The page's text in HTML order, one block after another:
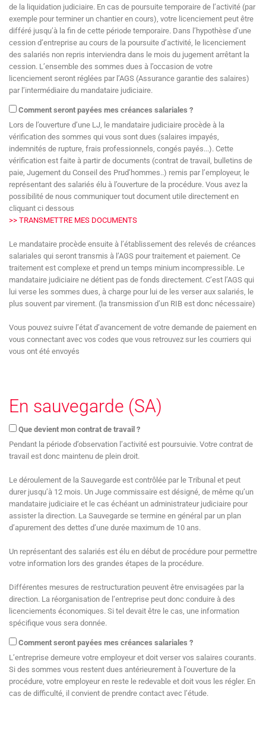
de la liquidation judiciaire. En cas de poursuite temporaire de l’activité (par
exemple pour terminer un chantier en cours), votre licenciement peut être
différé jusqu’à la fin de cette période temporaire. Dans l’hypothèse d’une
cession d’entreprise au cours de la poursuite d’activité, le licenciement
des salariés non repris interviendra dans le mois du jugement arrêtant la
cession. L’ensemble des sommes dues à l’occasion de votre
licenciement seront réglées par l’AGS (Assurance garantie des salaires)
par l’intermédiaire du mandataire judiciaire.
Comment seront payées mes créances salariales ?
Lors de l’ouverture d’une LJ, le mandataire judiciaire procède à la
vérification des sommes qui vous sont dues (salaires impayés,
indemnités de rupture, frais professionnels, congés payés...). Cette
vérification est faite à partir de documents (contrat de travail, bulletins de
paie, Jugement du Conseil des Prud’hommes..) remis par l’employeur, le
représentant des salariés élu à l’ouverture de la procédure. Vous avez la
possibilité de nous communiquer tout document utile directement en
cliquant ci dessous
>> TRANSMETTRE MES DOCUMENTS
Le mandataire procède ensuite à l’établissement des relevés de créances
salariales qui seront transmis à l’AGS pour traitement et paiement. Ce
traitement est complexe et prend un temps minium incompressible. Le
mandataire judiciaire ne détient pas de fonds directement. C’est l’AGS qui
lui verse les sommes dues, à charge pour lui de les verser aux salariés, le
plus souvent par virement. (la transmission d’un RIB est donc nécessaire)
Vous pouvez suivre l’état d’avancement de votre demande de paiement en
vous connectant avec vos codes que vous retrouvez sur les courriers qui
vous ont été envoyés
En sauvegarde (SA)
Que devient mon contrat de travail ?
Pendant la période d’observation l’activité est poursuivie. Votre contrat de
travail est donc maintenu de plein droit.
Le déroulement de la Sauvegarde est contrôlée par le Tribunal et peut
durer jusqu’à 12 mois. Un Juge commissaire est désigné, de même qu’un
mandataire judiciaire et le cas échéant un administrateur judiciaire pour
assister la direction. La Sauvegarde se termine en général par un plan
d’apurement des dettes d’une durée maximum de 10 ans.
Un représentant des salariés est élu en début de procédure pour permettre
votre information lors des grandes étapes de la procédure.
Différentes mesures de restructuration peuvent être envisagées par la
direction. La réorganisation de l’entreprise peut donc conduire à des
licenciements économiques. Si tel devait être le cas, une information
spécifique vous sera donnée.
Comment seront payées mes créances salariales ?
L’entreprise demeure votre employeur et doit verser vos salaires courants.
Si des sommes vous restent dues antérieurement à l'ouverture de la
procédure, votre employeur en reste le redevable et doit vous les régler. En
cas de difficulté, il convient de prendre contact avec l’étude.